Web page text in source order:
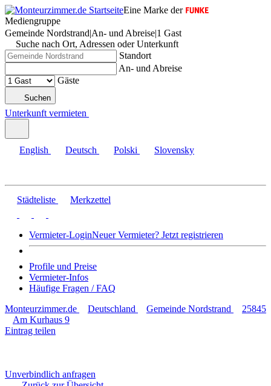
Eine Marke der
Mediengruppe
Gemeinde Nordstrand|An- und Abreise|1 Gast
Suche nach Ort, Adressen oder Unterkunft
Standort
An- und Abreise
Gäste
Suchen
Unterkunft vermieten
English Deutsch Polski Slovensky
Städteliste Merkzettel
Vermieter-LoginNeuer Vermieter? Jetzt registrieren
Profile und Preise
Vermieter-Infos
Häufige Fragen / FAQ
Monteurzimmer.de
Deutschland Gemeinde Nordstrand
25845
Am Kurhaus 9
Eintrag teilen
Unverbindlich anfragen